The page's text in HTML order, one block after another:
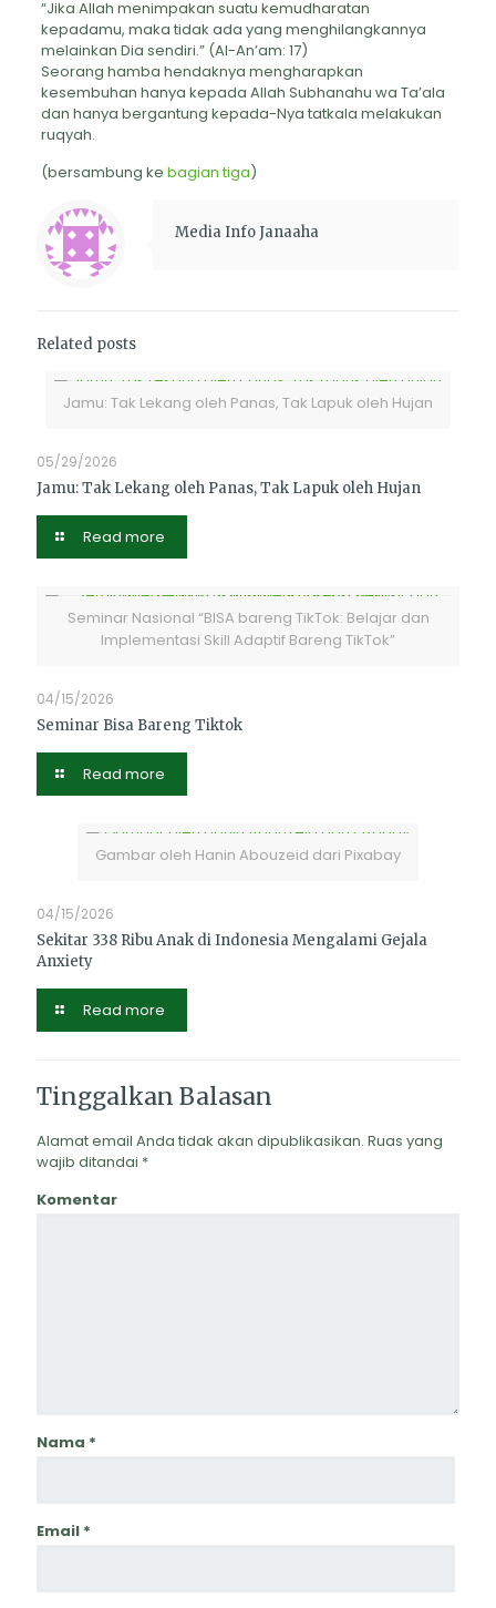
“Jika Allah menimpakan suatu kemudharatan
kepadamu, maka tidak ada yang menghilangkannya
melainkan Dia sendiri.” (Al-An’am: 17)
Seorang hamba hendaknya mengharapkan
kesembuhan hanya kepada Allah Subhanahu wa Ta’ala
dan hanya bergantung kepada-Nya tatkala melakukan
ruqyah.
(bersambung ke bagian tiga)
Media Info Janaaha
Related posts
Jamu: Tak Lekang oleh Panas, Tak Lapuk oleh Hujan
05/29/2026
Jamu: Tak Lekang oleh Panas, Tak Lapuk oleh Hujan
Read more
Seminar Nasional “BISA bareng TikTok: Belajar dan
Implementasi Skill Adaptif Bareng TikTok”
04/15/2026
Seminar Bisa Bareng Tiktok
Read more
Gambar oleh Hanin Abouzeid dari Pixabay
04/15/2026
Sekitar 338 Ribu Anak di Indonesia Mengalami Gejala
Anxiety
Read more
Tinggalkan Balasan
Alamat email Anda tidak akan dipublikasikan. Ruas yang
wajib ditandai *
Komentar
Nama *
Email *